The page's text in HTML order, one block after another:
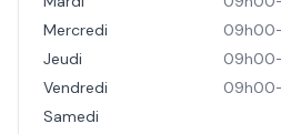
Mercredi
Jeudi
Vendredi
Samedi